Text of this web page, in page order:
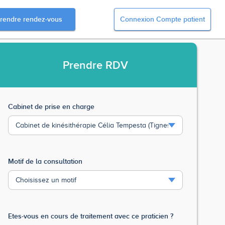
rendez-vous Connexion Compte patient
Prendre RDV
Cabinet de prise en charge
Motif de la consultation
Etes-vous en cours de traitement avec ce praticien ?